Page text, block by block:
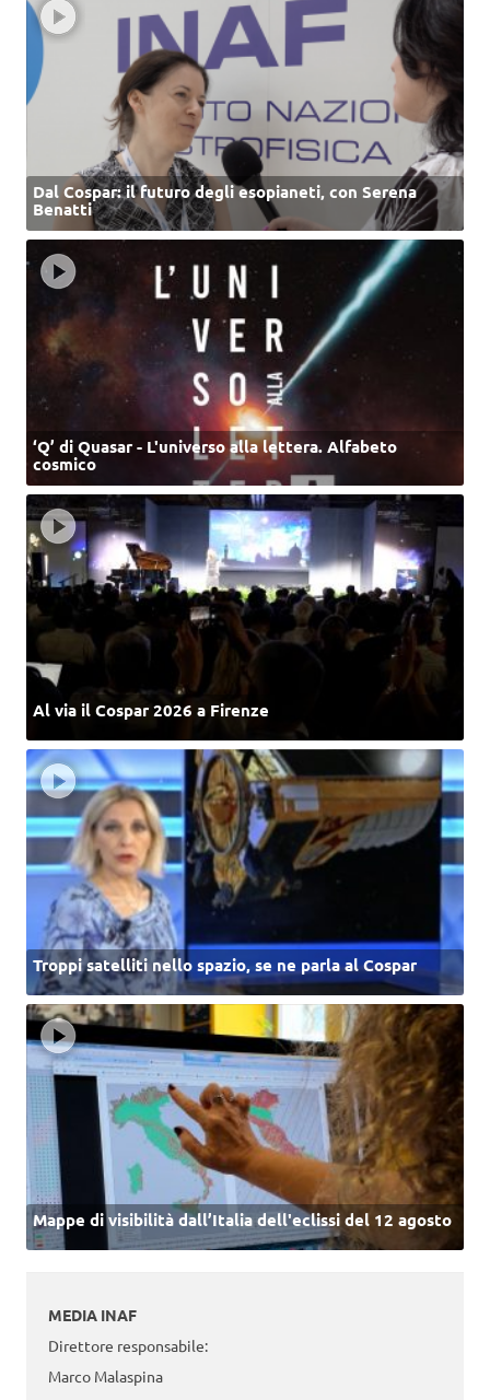
Dal Cospar: il futuro degli esopianeti, con Serena
Benatti
‘Q’ di Quasar - L'universo alla lettera. Alfabeto
cosmico
Al via il Cospar 2026 a Firenze
Troppi satelliti nello spazio, se ne parla al Cospar
Mappe di visibilità dall’Italia dell'eclissi del 12 agosto
MEDIA INAF
Direttore responsabile:
Marco Malaspina